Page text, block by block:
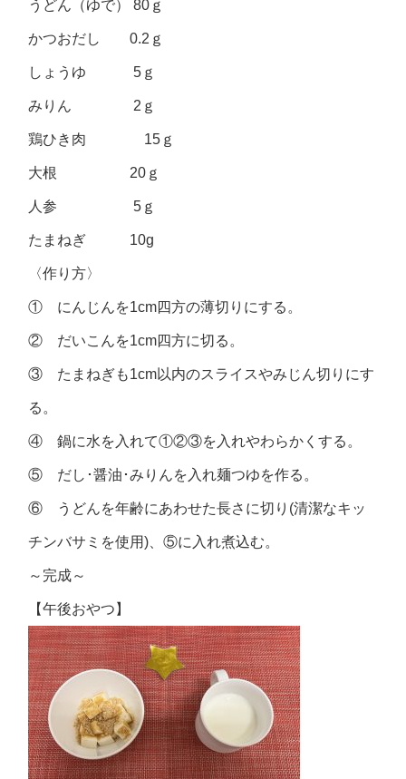
うどん（ゆで） 80ｇ
かつおだし 0.2ｇ
しょうゆ 5ｇ
みりん 2ｇ
鶏ひき肉 15ｇ
大根 20ｇ
人参 5ｇ
たまねぎ 10g
〈作り方〉
① にんじんを1cm四方の薄切りにする。
② だいこんを1cm四方に切る。
③ たまねぎも1cm以内のスライスやみじん切りにす
る。
④ 鍋に水を入れて①②③を入れやわらかくする。
⑤ だし･醤油･みりんを入れ麺つゆを作る。
⑥ うどんを年齢にあわせた長さに切り(清潔なキッ
チンバサミを使用)、⑤に入れ煮込む。
～完成～
【午後おやつ】